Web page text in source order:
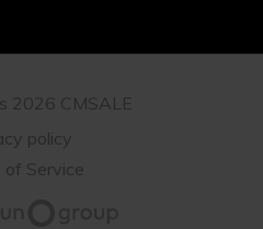
2026 CMSALE
policy
of Service